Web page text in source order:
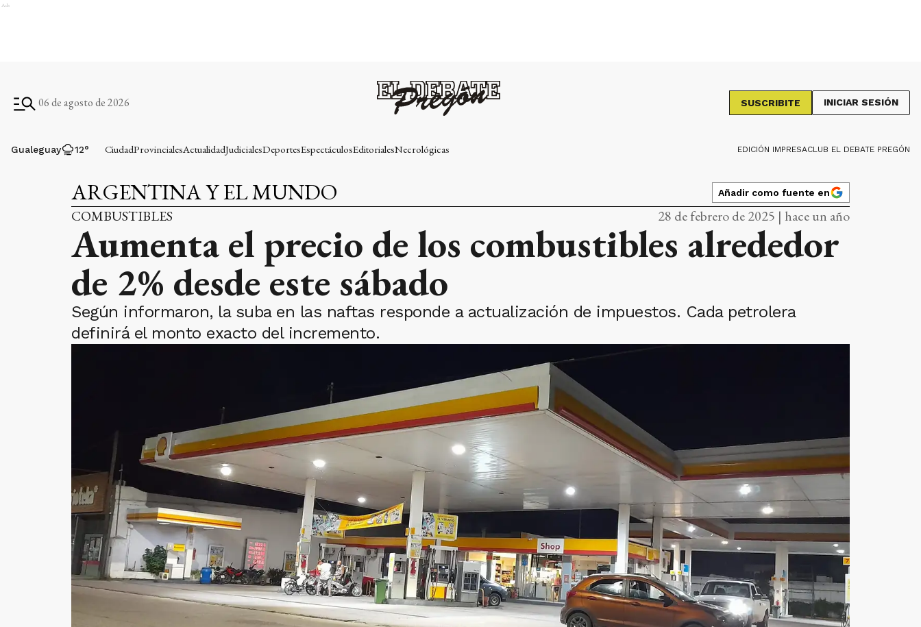
Ads
06 de agosto de 2026 SUSCRIBITE INICIAR SESIÓN
Gualeguay 12° CiudadProvincialesActualidadJudicialesDeportesEspectáculosEditorialesNecrológicas EDICIÓN IMPRESACLUB EL DEBATE PREGÓN
ARGENTINA Y EL MUNDO Añadir como fuente en
COMBUSTIBLES 28 de febrero de 2025 | hace un año
Aumenta el precio de los combustibles alrededor
de 2% desde este sábado
Según informaron, la suba en las naftas responde a actualización de impuestos. Cada petrolera
definirá el monto exacto del incremento.